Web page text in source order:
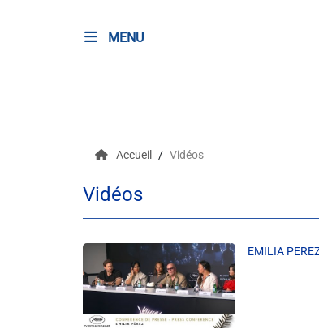
MENU
Evènements
Accueil Vidéos
Vidéos
EMILIA